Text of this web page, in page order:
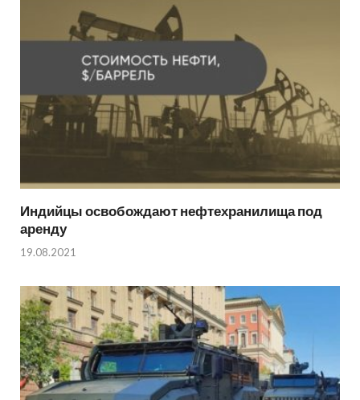
Индийцы освобождают нефтехранилища под
аренду
19.08.2021